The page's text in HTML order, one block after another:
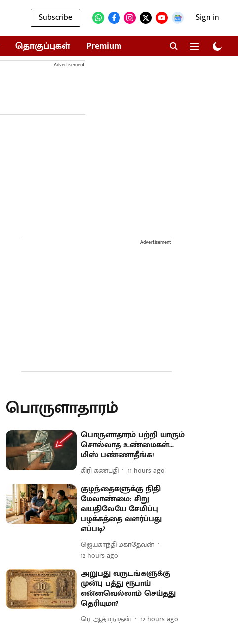
Subscribe Sign in
தொகுப்புகள் Premium
Advertisement
Advertisement
பொருளாதாரம்
பொருளாதாரம் பற்றி யாரும்
சொல்லாத உண்மைகள்...
மிஸ் பண்ணாதீங்க!
கிரி கணபதி 11 hours ago
குழந்தைகளுக்கு நிதி
மேலாண்மை: சிறு
வயதிலேயே சேமிப்பு
பழக்கத்தை வளர்ப்பது
எப்படி?
ஜெயகாந்தி மகாதேவன்
12 hours ago
அறுபது வருடங்களுக்கு
முன்பு பத்து ரூபாய்
என்னவெல்லாம் செய்தது
தெரியுமா?
ரெ. ஆத்மநாதன் 12 hours ago